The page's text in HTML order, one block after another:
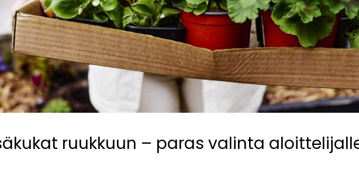
ruukkuun – paras valinta